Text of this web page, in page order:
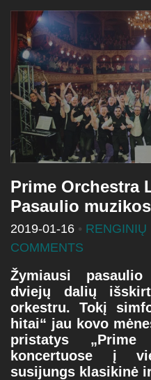
Prime Orchestra
Pasaulio
2019-01-16 • RENGINIŲ
COMMENTS
Žymiausi
dviejų dalių
orkestru. Tokį
hitai“ jau kovo
pristatys „Prime
koncertuose į
susijungs klasikinė